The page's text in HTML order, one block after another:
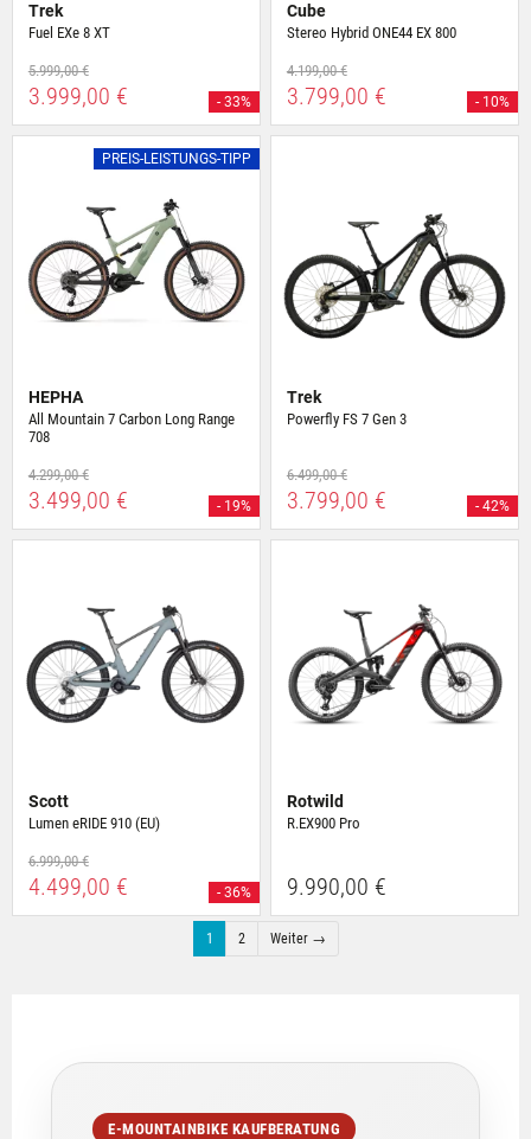
Trek
Fuel EXe 8 XT
5.999,00 €
3.999,00 € - 33%
Cube
Stereo Hybrid ONE44 EX 800
4.199,00 €
3.799,00 € - 10%
PREIS-LEISTUNGS-TIPP
HEPHA
All Mountain 7 Carbon Long Range
708
4.299,00 €
3.499,00 € - 19%
Trek
Powerfly FS 7 Gen 3
6.499,00 €
3.799,00 € - 42%
Scott
Lumen eRIDE 910 (EU)
6.999,00 €
4.499,00 € - 36%
Rotwild
R.EX900 Pro
9.990,00 €
1 2 Weiter →
E-MOUNTAINBIKE KAUFBERATUNG